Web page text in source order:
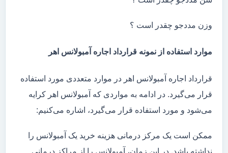
وزن مددجو چقدر است ؟
موارد استفاده از نمونه قرارداد اجاره آمبولانس اهر
قرارداد اجاره آمبولانس اهر در موارد متعددی مورد استفاده
قرار می‌گیرد. در ادامه به مواردی که آمبولانس اهر کرایه
می‌شود و مورد استفاده قرار می‌گیرد، اشاره می‌کنیم:
ممکن است یک مرکز درمانی هزینه خرید یک آمبولانس را
نداشته باشد. در این زمان، آمبولانس را از مراکز درمانی